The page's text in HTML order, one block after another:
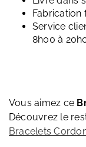
Fabrication
Service
8h00 à
Vous aimez ce
Découvrez le
Bracelets